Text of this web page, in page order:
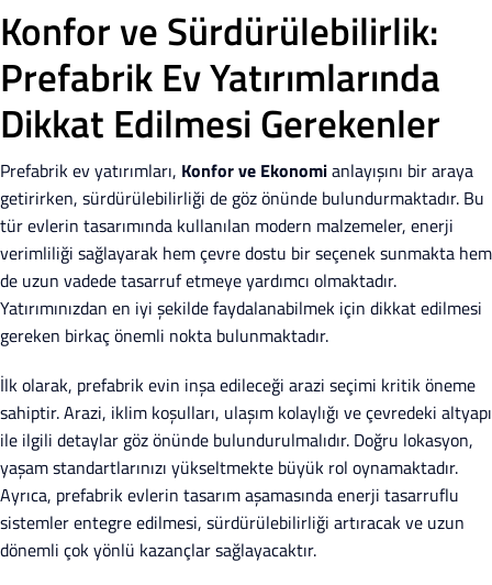
Konfor ve Sürdürülebilirlik:
Prefabrik Ev Yatırımlarında
Dikkat Edilmesi Gerekenler
Prefabrik ev yatırımları, Konfor ve Ekonomianlayışını bir araya
getirirken, sürdürülebilirliği de göz önünde bulundurmaktadır. Bu
tür evlerin tasarımında kullanılan modern malzemeler, enerji
verimliliği sağlayarak hem çevre dostu bir seçenek sunmakta hem
de uzun vadede tasarruf etmeye yardımcı olmaktadır.
Yatırımınızdan en iyi şekilde faydalanabilmek için dikkat edilmesi
gereken birkaç önemli nokta bulunmaktadır.
İlk olarak, prefabrik evin inşa edileceği arazi seçimi kritik öneme
sahiptir. Arazi, iklim koşulları, ulaşım kolaylığı ve çevredeki altyapı
ile ilgili detaylar göz önünde bulundurulmalıdır. Doğru lokasyon,
yaşam standartlarınızı yükseltmekte büyük rol oynamaktadır.
Ayrıca, prefabrik evlerin tasarım aşamasında enerji tasarruflu
sistemler entegre edilmesi, sürdürülebilirliği artıracak ve uzun
dönemli çok yönlü kazançlar sağlayacaktır.